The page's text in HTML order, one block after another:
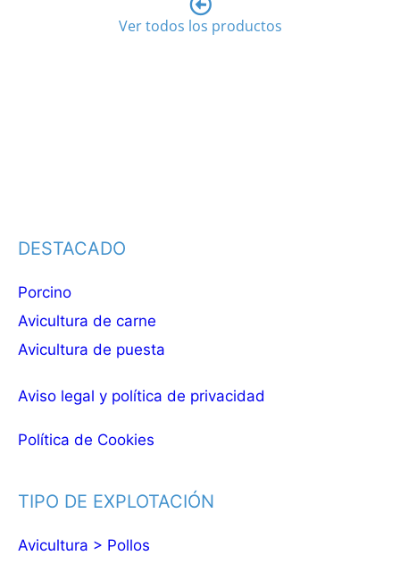
Ver todos los productos
DESTACADO
Porcino
Avicultura de carne
Avicultura de puesta
Aviso legal y política de privacidad
Política de Cookies
TIPO DE EXPLOTACIÓN
Avicultura > Pollos